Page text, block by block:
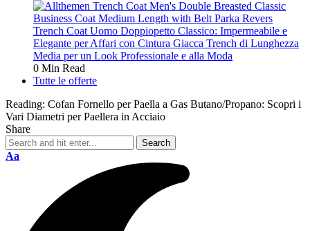
Trench Coat Uomo Doppiopetto Classico: Impermeabile e
Elegante per Affari con Cintura Giacca Trench di Lunghezza
Media per un Look Professionale e alla Moda
0 Min Read
Tutte le offerte
Reading: Cofan Fornello per Paella a Gas Butano/Propano: Scopri i
Vari Diametri per Paellera in Acciaio
Share
Aa